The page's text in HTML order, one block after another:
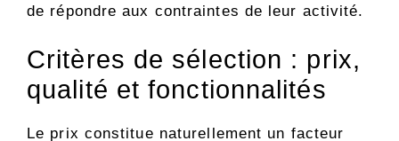
de répondre aux contraintes de leur activité.
Critères de sélection : prix,
qualité et fonctionnalités
Le prix constitue naturellement un facteur